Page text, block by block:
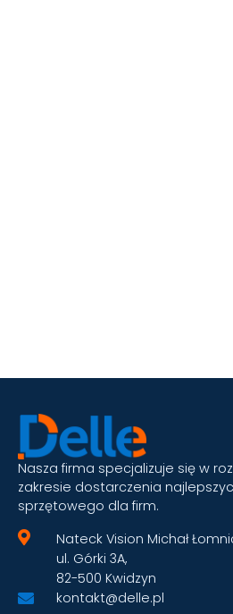
Nasza firma specjalizuje się w
zakresie dostarczenia
sprzętowego dla firm.
Nateck Vision Michał
ul. Górki 3A,
82-500 Kwidzyn
kontakt@delle.pl